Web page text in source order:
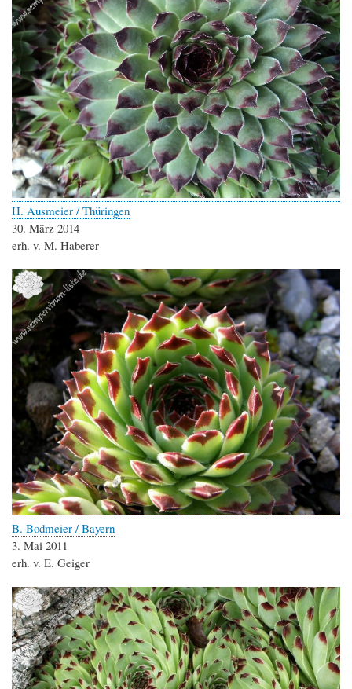
H. Ausmeier / Thüringen
30. März 2014
erh. v. M. Haberer
B. Bodmeier / Bayern
3. Mai 2011
erh. v. E. Geiger